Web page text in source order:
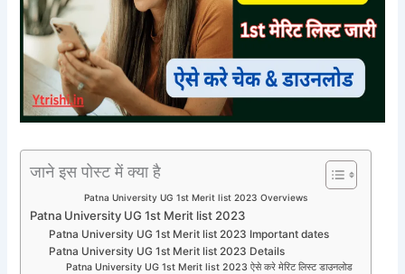
जाने इस पोस्ट में क्या है
Patna University UG 1st Merit list 2023 Overviews
Patna University UG 1st Merit list 2023
Patna University UG 1st Merit list 2023 Important dates
Patna University UG 1st Merit list 2023 Details
Patna University UG 1st Merit list 2023 ऐसे करे मेरिट लिस्ट डाउनलोड